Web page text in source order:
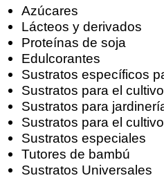
Azúcares
Lácteos y derivados
Proteínas de soja
Edulcorantes
Sustratos específicos
Sustratos para el
Sustratos para
Sustratos para el cultivo
Sustratos especiales
Tutores de bambú
Sustratos Universales